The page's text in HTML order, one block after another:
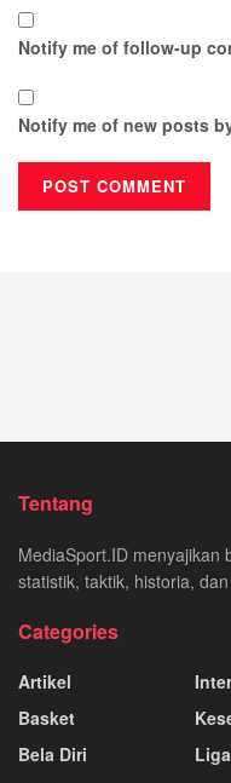
Notify me of follow-up
Notify me of new posts
Tentang
MediaSport.ID menyajikan
statistik, taktik, historia,
Categories
Artikel
Basket
Bela Diri